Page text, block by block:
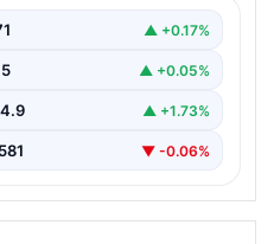
▲ +0.17%
▲ +0.05%
▲ +1.73%
▼ -0.06%